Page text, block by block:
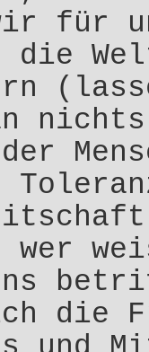
für
die
wer
die